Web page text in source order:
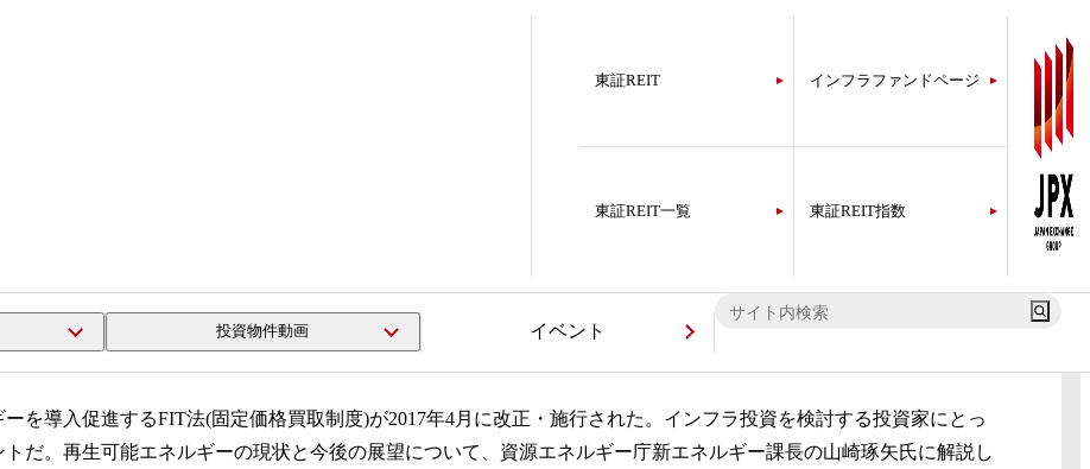
東証REIT インフラファンドページ
東証REIT一覧 東証REIT指数
投資物件動画 イベント
て自立した再生可能エネルギーをめざす
を導入促進するFIT法(固定価格買取制度)が2017年4月に改正・施行された。インフラ投資を検討する投資家にとっ
だ。再生可能エネルギーの現状と今後の展望について、資源エネルギー庁新エネルギー課長の山崎琢矢氏に解説し